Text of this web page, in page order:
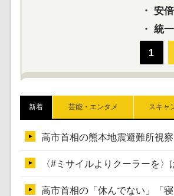
・ 安倍
・ 統
新着 芸能・エンタメ スキャ